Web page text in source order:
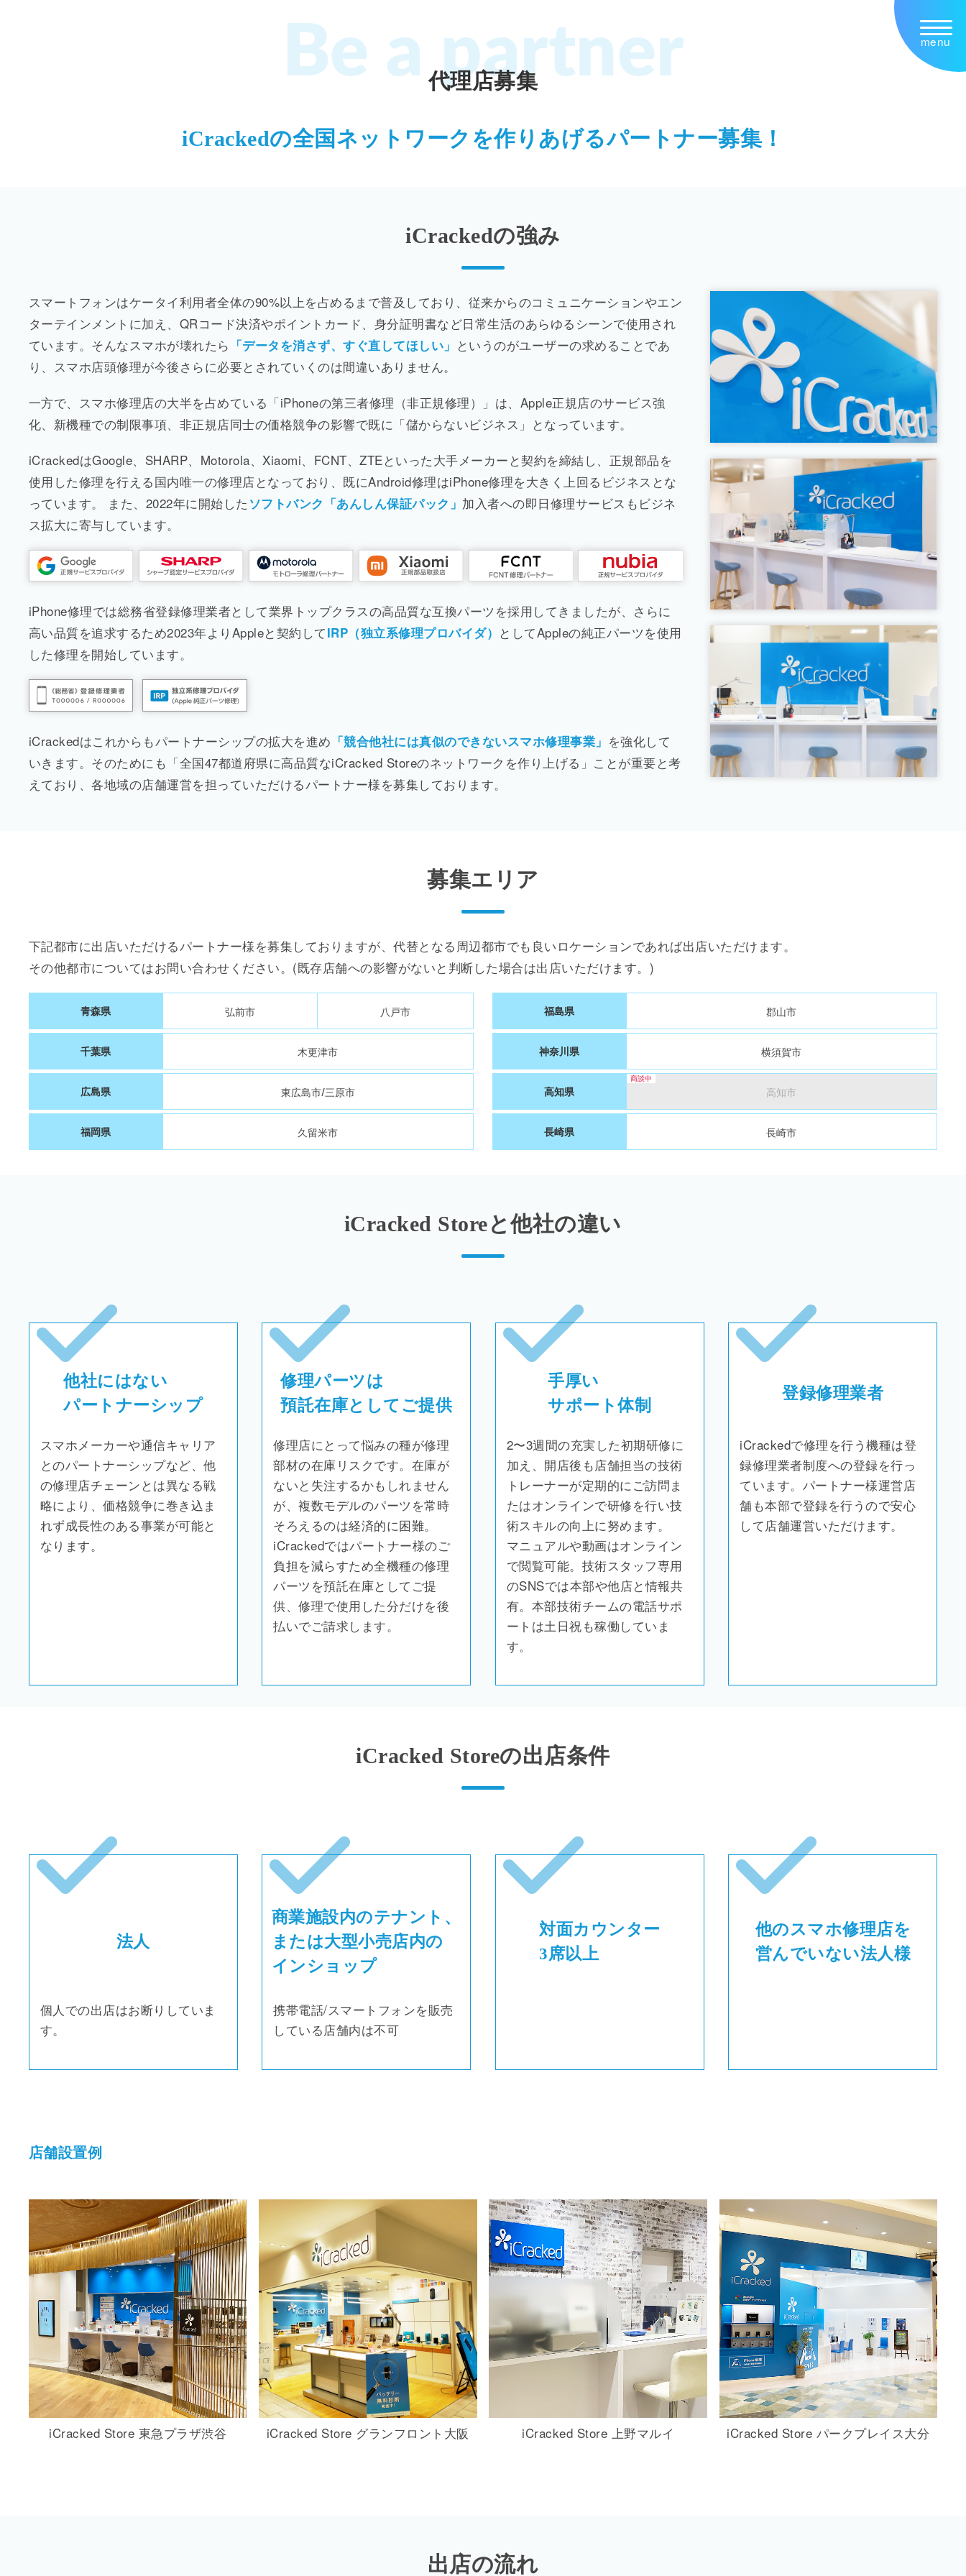
menu
Be a partner
代理店募集
iCrackedの全国 ネットワークを作りあげるパートナー募集！
iCrackedの強み
スマートフォンはケータイ利用者全体の90%以上を占めるまで普及しており、従来からのコミュニケーションやエン
ターテインメントに加え、QRコード決済やポイントカード、身分証明書など日常生活のあらゆるシーンで使用され
ています。そんなスマホが壊れたら 「データを消さず、すぐ直してほしい」 というのがユーザーの求めることであ
り、スマホ店頭修理が今後さらに必要とされていくのは間違いありません。
一方で、スマホ修理店の大半を占めている「iPhoneの第三者修理（非正規修理）」は、Apple正規店のサービス強
化、新機種での制限事項、非正規店同士の価格競争の影響で既に「儲からないビジネス」となっています。
iCrackedはGoogle、SHARP、Motorola、Xiaomi、FCNT、ZTEといった大手メーカーと契約を締結し、正規部品を
使用した修理を行える国内唯一の修理店となっており、既にAndroid修理はiPhone修理を大きく上回るビジネスとな
っています。 また、2022年に開始した ソフトバンク「あんしん保証パック」 加入者への即日修理サービスもビジネ
ス拡大に寄与しています。
iPhone修理では総務省登録修理業者として業界トップクラスの高品質な互換パーツを採用してきましたが、さらに
高い品質を追求するため2023年よりAppleと契約してIRP（独立系修理プロバイダ） としてAppleの純正パーツを使用
した修理を開始しています。
iCrackedはこれからもパートナーシップの拡大を進め 「競合他社には真似のできないスマホ修理事業」 を強化して
いきます。そのためにも「全国47都道府県に高品質なiCracked Storeのネットワークを作り上げる」ことが重要と考
えており、各地域の店舗運営を担っていただけるパートナー様を募集しております。
募集エリア
下記都市に出店いただけるパートナー様を募集しておりますが、代替となる周辺都市でも良いロケーションであれば出店いただけます。
その他都市についてはお問い合わせください。(既存店舗への影響がないと判断した場合は出店いただけます。)
青森県 弘前市 八戸市 福島県 郡山市
千葉県 木更津市 神奈川県 横須賀市
広島県 東広島市/三原市 高知県 高知市
福岡県 久留米市 長崎県 長崎市
iCracked Storeと他社の違い
他社にはない
パートナーシップ
スマホメーカーや通信キャリア
とのパートナーシップなど、他
の修理店チェーンとは異なる戦
略により、価格競争に巻き込ま
れず成長性のある事業が可能と
なります。
修理パーツは
預託在庫としてご提供
修理店にとって悩みの種が修理
部材の在庫リスクです。在庫が
ないと失注するかもしれません
が、複数モデルのパーツを常時
そろえるのは経済的に困難。
iCrackedではパートナー様のご
負担を減らすため全機種の修理
パーツを預託在庫としてご提
供、修理で使用した分だけを後
払いでご請求します。
手厚い
サポート体制
2〜3週間の充実した初期研修に
加え、開店後も店舗担当の技術
トレーナーが定期的にご訪問ま
たはオンラインで研修を行い技
術スキルの向上に努めます。
マニュアルや動画はオンライン
で閲覧可能。技術スタッフ専用
のSNSでは本部や他店と情報共
有。本部技術チームの電話サポ
ートは土日祝も稼働していま
す。
登録修理業者
iCrackedで修理を行う機種は登
録修理業者制度への登録を行っ
ています。パートナー様運営店
舗も本部で登録を行うので安心
して店舗運営いただけます。
iCracked Storeの出店条件
法人
個人での出店はお断りしていま
す。
商業施設内のテナント、
または大型小売店内の
インショップ
携帯電話/スマートフォンを販売
している店舗内は不可
対面カウンター
3席以上
他のスマホ修理店を
営んでいない法人様
店舗設置例
iCracked Store 東急プラザ渋谷 iCracked Store グランフロント大阪 iCracked Store 上野マルイ iCracked Store パークプレイス大分
出店の流れ